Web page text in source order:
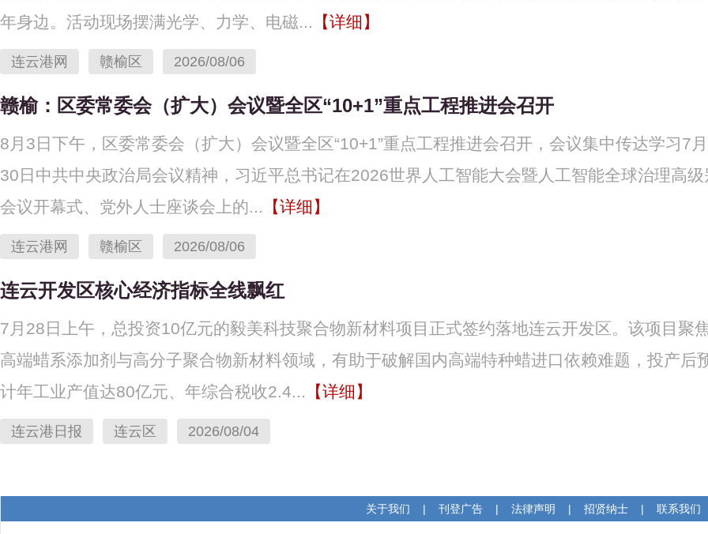
年身边。活动现场摆满光学、力学、电磁... 【详细】
连云港网 赣榆区 2026/08/06
赣榆：区委常委会（扩大）会议暨全区“10+1”重点工程推进会召开
8月3日下午，区委常委会（扩大）会议暨全区“10+1”重点工程推进会召开，会议集中传达学习7月
30日中共中央政治局会议精神，习近平总书记在2026世界人工智能大会暨人工智能全球治理高级
会议开幕式、党外人士座谈会上的... 【详细】
连云港网 赣榆区 2026/08/06
连云开发区核心经济指标全线飘红
7月28日上午，总投资10亿元的毅美科技聚合物新材料项目正式签约落地连云开发区。该项目聚
高端蜡系添加剂与高分子聚合物新材料领域，有助于破解国内高端特种蜡进口依赖难题，投产后
计年工业产值达80亿元、年综合税收2.4... 【详细】
连云港日报 连云区 2026/08/04
关于我们 | 刊登广告 | 法律声明 | 招贤纳士 | 联系我们